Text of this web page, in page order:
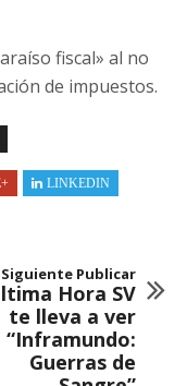
fiscal» al no
de impuestos.
LINKEDIN
Siguiente Publicar
Hora SV
te lleva a ver
“Inframundo:
Guerras de